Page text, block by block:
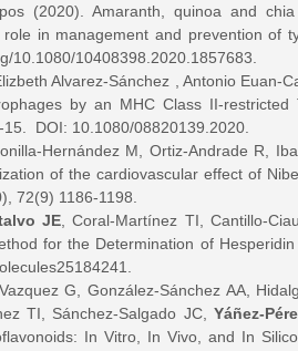
(2020). Amaranth, quinoa and
in management and prevention of
10.1080/10408398.2020.1857683
Alvarez-Sánchez , Antonio Euan-
by an MHC Class II-restricted
DOI: 10.1080/08820139.2020.
Hernández M, Ortiz-Andrade R,
of the cardiovascular effect of
72(9) 1186-1198.
JE, Coral-Martínez TI, Cantillo-
for the Determination of
G, González-Sánchez AA,
TI, Sánchez-Salgado JC, Yáñez-
In Vitro, In Vivo, and In